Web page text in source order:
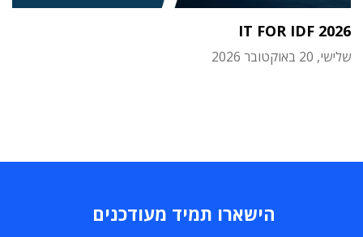
IT FOR IDF 2026
שלישי, 20 באוקטובר 2026
הישארו תמיד מעודכנים